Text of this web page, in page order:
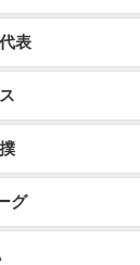
表
グ